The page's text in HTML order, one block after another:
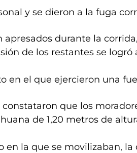
y se dieron a la fuga
apresados durante la corrida,
de los restantes se logró
en el que ejercieron una
que los
de 1,20 metros de
en la que se movilizaban, la